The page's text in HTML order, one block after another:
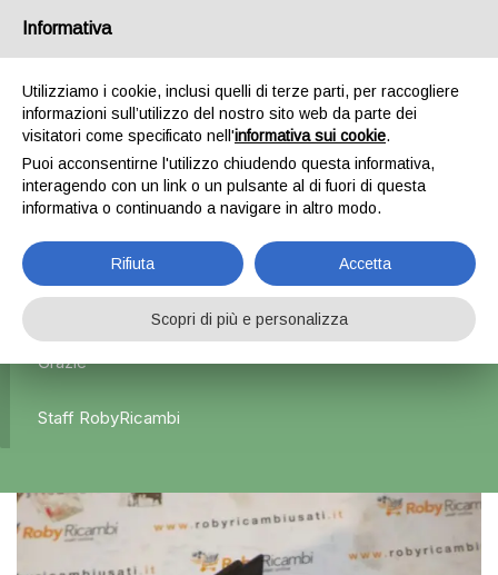
Home Esterni Specchietti retrovisori
Specchietto
retrovisore sinistro – Lancia Delta
L'azienda Resta Chiusa Dal 5.08 Al 31.08 Qualsiasi
Ordine Verrà Accettato Ma La Spedizione Ripartirà Dal 1
Grazie
Staff RobyRicambi
Informativa
Utilizziamo i cookie, inclusi quelli di terze parti, per raccogliere
informazioni sull’utilizzo del nostro sito web da parte dei
visitatori come specificato nell'informativa sui cookie.
Puoi acconsentirne l'utilizzo chiudendo questa informativa,
interagendo con un link o un pulsante al di fuori di questa
informativa o continuando a navigare in altro modo.
Rifiuta Accetta
Scopri di più e personalizza